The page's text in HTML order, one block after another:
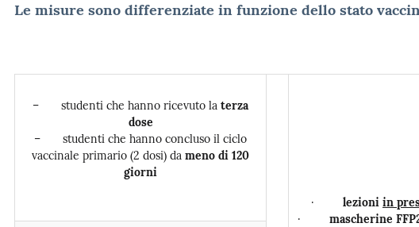
Le misure sono differenziate in funzione dello stato
– studenti che hanno ricevuto laterza
dose
– studenti che hanno concluso il ciclo
vaccinale primario (2 dosi) dameno di 120
giorni
· lezioni in
·mascherine